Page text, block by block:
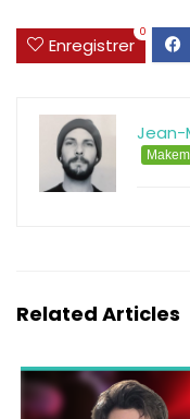
Enregistrer
0
Jean-
Related Articles